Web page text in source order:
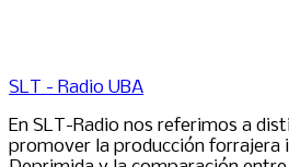
SLT - Radio UBA
En SLT-Radio nos referimos a
promover la producción forrajera